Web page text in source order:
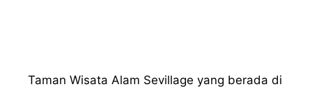
Taman Wisata Alam Sevillage yang berada di